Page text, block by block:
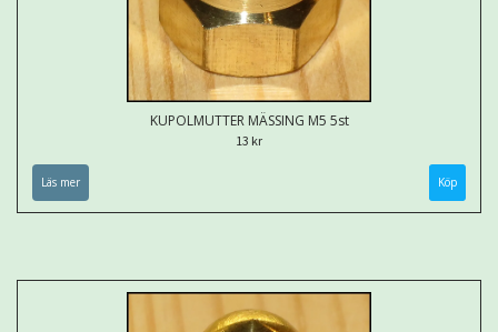
KUPOLMUTTER MÄSSING M5 5st
13 kr
Läs mer